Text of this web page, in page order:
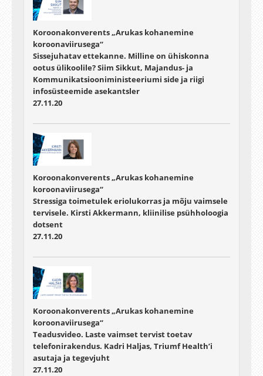
Koroonakonverents „Arukas kohanemine
koroonaviirusega“
Sissejuhatav ettekanne. Milline on ühiskonna
ootus ülikoolile? Siim Sikkut, Majandus- ja
Kommunikatsiooniministeeriumi side ja riigi
infosüsteemide asekantsler
27.11.20
Koroonakonverents „Arukas kohanemine
koroonaviirusega“
Stressiga toimetulek eriolukorras ja mõju vaimsele
tervisele. Kirsti Akkermann, kliinilise psühholoogia
dotsent
27.11.20
Koroonakonverents „Arukas kohanemine
koroonaviirusega“
Teadusvideo. Laste vaimset tervist toetav
telefonirakendus. Kadri Haljas, Triumf Health’i
asutaja ja tegevjuht
27.11.20